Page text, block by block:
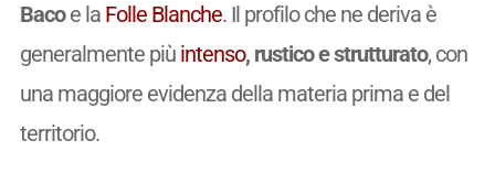
Bacoe la Folle Blanche. Il profilo che ne deriva è
generalmente più intenso, rustico e strutturato, con
una maggiore evidenza della materia prima e del
territorio.